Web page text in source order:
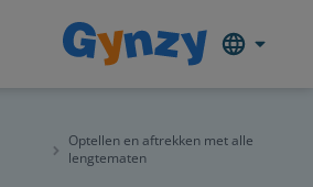
Optellen en aftrekken met alle
lengtematen